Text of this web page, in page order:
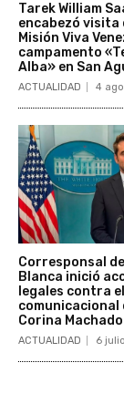
Tarek William
encabezó visita
Misión Viva
campamento
Alba» en San
ACTUALIDAD 4
Corresponsal
Blanca inició
legales contra
comunicacional
Corina Machado
ACTUALIDAD 6